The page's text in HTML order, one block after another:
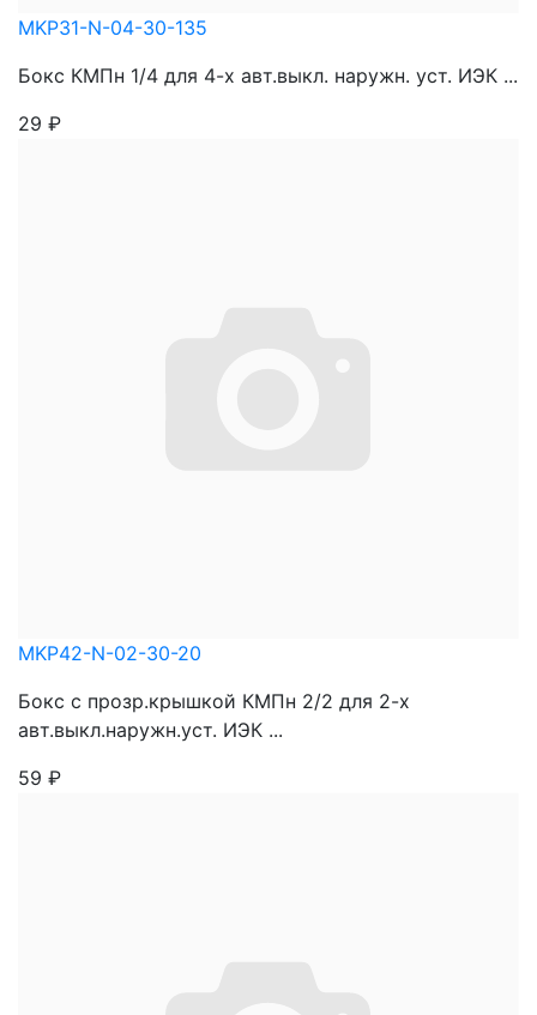
MKP31-N-04-30-135
Бокс КМПн 1/4 для 4-х авт.выкл. наружн. уст. ИЭК ...
29 ₽
MKP42-N-02-30-20
Бокс с прозр.крышкой КМПн 2/2 для 2-х
авт.выкл.наружн.уст. ИЭК ...
59 ₽